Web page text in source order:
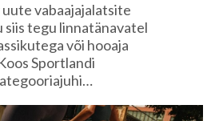
uute vabaajajalatsite
siis tegu linnatänavatel
või hooaja
Sportlandi